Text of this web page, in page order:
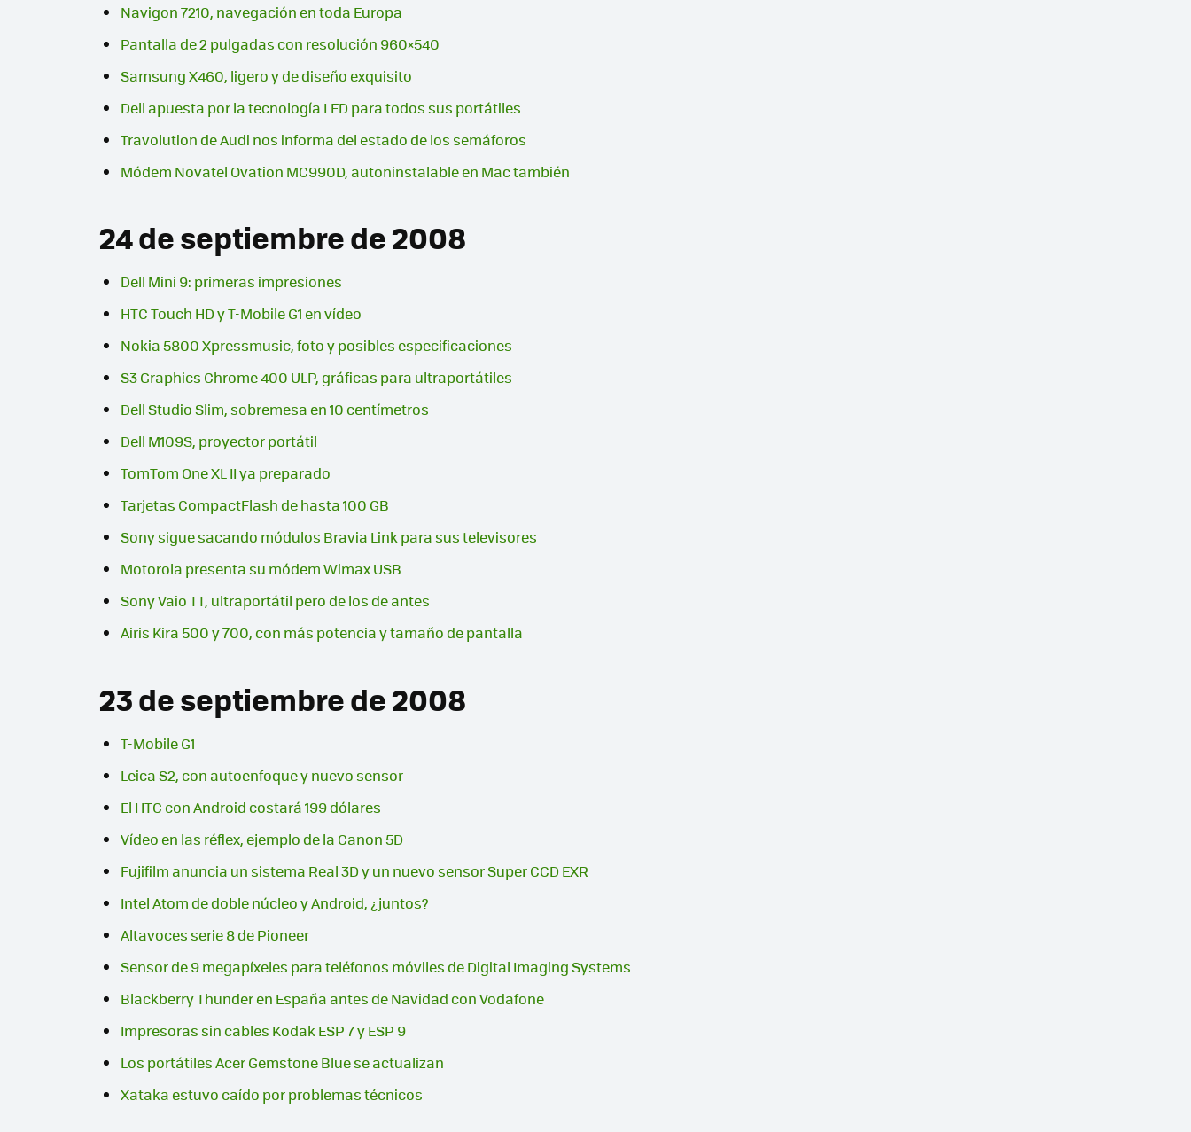
Navigon 7210, navegación en toda Europa
Pantalla de 2 pulgadas con resolución 960×540
Samsung X460, ligero y de diseño exquisito
Dell apuesta por la tecnología LED para todos sus portátiles
Travolution de Audi nos informa del estado de los semáforos
Módem Novatel Ovation MC990D, autoninstalable en Mac también
24 de septiembre de 2008
Dell Mini 9: primeras impresiones
HTC Touch HD y T-Mobile G1 en vídeo
Nokia 5800 Xpressmusic, foto y posibles especificaciones
S3 Graphics Chrome 400 ULP, gráficas para ultraportátiles
Dell Studio Slim, sobremesa en 10 centímetros
Dell M109S, proyector portátil
TomTom One XL II ya preparado
Tarjetas CompactFlash de hasta 100 GB
Sony sigue sacando módulos Bravia Link para sus televisores
Motorola presenta su módem Wimax USB
Sony Vaio TT, ultraportátil pero de los de antes
Airis Kira 500 y 700, con más potencia y tamaño de pantalla
23 de septiembre de 2008
T-Mobile G1
Leica S2, con autoenfoque y nuevo sensor
El HTC con Android costará 199 dólares
Vídeo en las réflex, ejemplo de la Canon 5D
Fujifilm anuncia un sistema Real 3D y un nuevo sensor Super CCD EXR
Intel Atom de doble núcleo y Android, ¿juntos?
Altavoces serie 8 de Pioneer
Sensor de 9 megapíxeles para teléfonos móviles de Digital Imaging Systems
Blackberry Thunder en España antes de Navidad con Vodafone
Impresoras sin cables Kodak ESP 7 y ESP 9
Los portátiles Acer Gemstone Blue se actualizan
Xataka estuvo caído por problemas técnicos